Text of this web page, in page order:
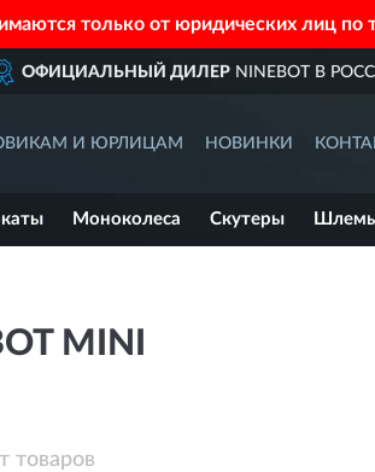
только от юридических лиц по
ОФИЦИАЛЬНЫЙ ДИЛЕР NINEBOT В
И ЮРЛИЦАМ НОВИНКИ
Моноколеса Скутеры
MINI
товаров